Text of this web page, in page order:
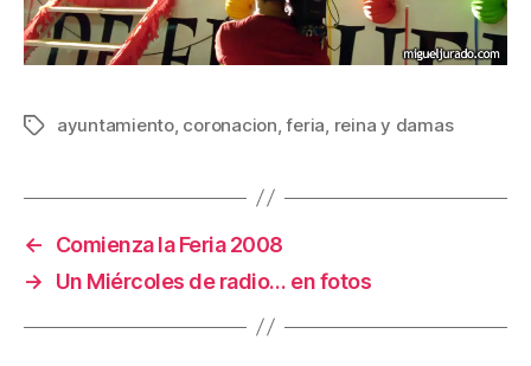
Etiquetas
ayuntamiento, coronacion ,feria reina y damas
←
Comienza la Feria 2008
→
Un Miércoles de radio… en fotos